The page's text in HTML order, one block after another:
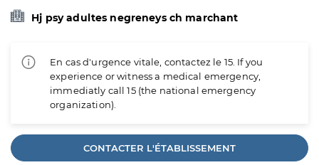
Hj psy adultes negreneys ch marchant
En cas d'urgence vitale, contactez le 15. If you
experience or witness a medical emergency,
immediatly call 15 (the national emergency
organization).
CONTACTER L'ÉTABLISSEMENT